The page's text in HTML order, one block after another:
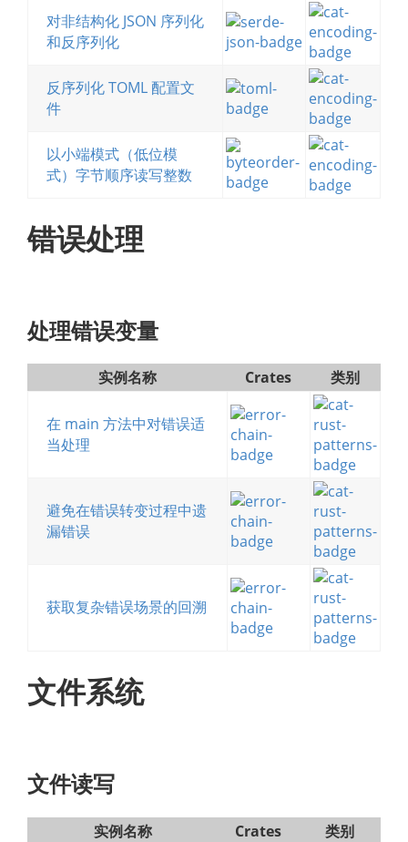
对非结构化 JSON 序列化
和反序列化
反序列化 TOML 配置文
件
以小端模式（低位模
式）字节顺序读写整数
错误处理
处理错误变量
实例名称 Crates 类别
在 main 方法中对错误适
当处理
避免在错误转变过程中遗
漏错误
获取复杂错误场景的回溯
文件系统
文件读写
实例名称 Crates 类别